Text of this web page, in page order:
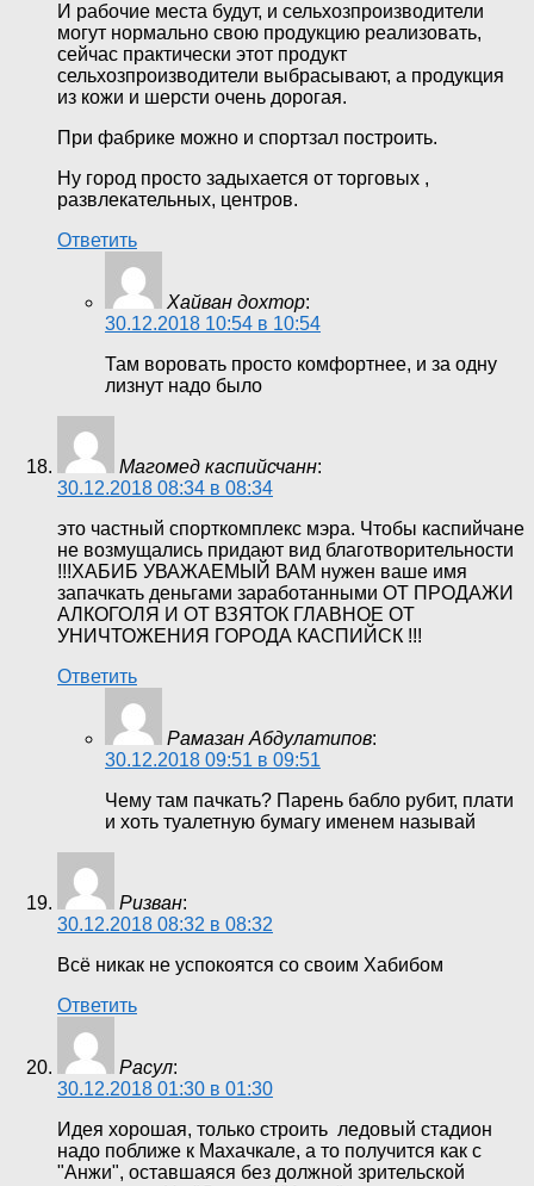
И рабочие места будут, и сельхозпроизводители
могут нормально свою продукцию реализовать,
сейчас практически этот продукт
сельхозпроизводители выбрасывают, а продукция
из кожи и шерсти очень дорогая.
При фабрике можно и спортзал построить.
Ну город просто задыхается от торговых ,
развлекательных, центров.
Ответить
Хайван дохтор:
30.12.2018 10:54 в 10:54
Там воровать просто комфортнее, и за одну
лизнут надо было
Магомед каспийсчанн:
30.12.2018 08:34 в 08:34
это частный спорткомплекс мэра. Чтобы каспийчане
не возмущались придают вид благотворительности
!!!ХАБИБ УВАЖАЕМЫЙ ВАМ нужен ваше имя
запачкать деньгами заработанными ОТ ПРОДАЖИ
АЛКОГОЛЯ И ОТ ВЗЯТОК ГЛАВНОЕ ОТ
УНИЧТОЖЕНИЯ ГОРОДА КАСПИЙСК !!!
Ответить
Рамазан Абдулатипов:
30.12.2018 09:51 в 09:51
Чему там пачкать? Парень бабло рубит, плати
и хоть туалетную бумагу именем называй
Ризван:
30.12.2018 08:32 в 08:32
Всё никак не успокоятся со своим Хабибом
Ответить
Расул:
30.12.2018 01:30 в 01:30
Идея хорошая, только строить ледовый стадион
надо поближе к Махачкале, а то получится как с
"Анжи", оставшаяся без должной зрительской